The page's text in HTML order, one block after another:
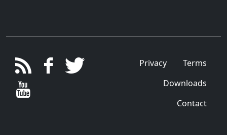
Privacy
Terms
Downloads
Contact